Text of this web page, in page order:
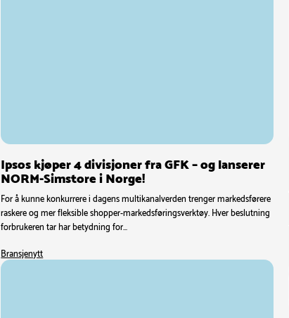
Ipsos kjøper 4 divisjoner fra GFK – og lanserer
NORM-Simstore i Norge!
For å kunne konkurrere i dagens multikanalverden trenger markedsførere
raskere og mer fleksible shopper-markedsføringsverktøy. Hver beslutning
forbrukeren tar har betydning for…
Bransjenytt